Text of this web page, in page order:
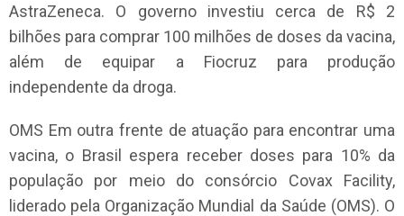
AstraZeneca. O governo investiu cerca de R$ 2
bilhões para comprar 100 milhões de doses da vacina,
além de equipar a Fiocruz para produção
independente da droga.
OMS Em outra frente de atuação para encontrar uma
vacina, o Brasil espera receber doses para 10% da
população por meio do consórcio Covax Facility,
liderado pela Organização Mundial da Saúde (OMS). O